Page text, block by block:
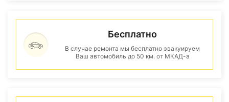
Бесплатно
В случае ремонта мы бесплатно эвакуируем
Ваш автомобиль до 50 км. от МКАД-а